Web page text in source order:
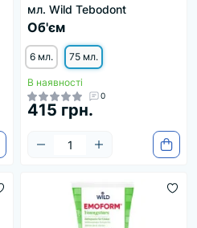
мл. Wild Tebodont
Об'єм
6 мл. 75 мл.
В наявності
0
415 грн.